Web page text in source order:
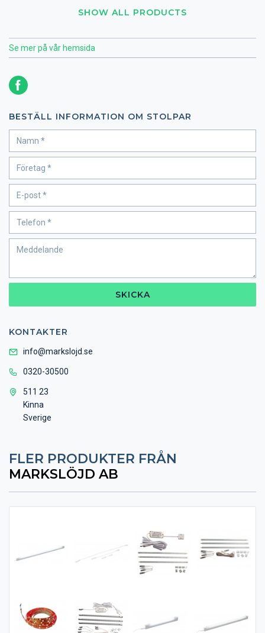
SHOW ALL PRODUCTS
Se mer på vår hemsida
BESTÄLL INFORMATION OM STOLPAR
SKICKA
KONTAKTER
info@markslojd.se
0320-30500
511 23
Kinna
Sverige
FLER PRODUKTER FRÅN
MARKSLÖJD AB